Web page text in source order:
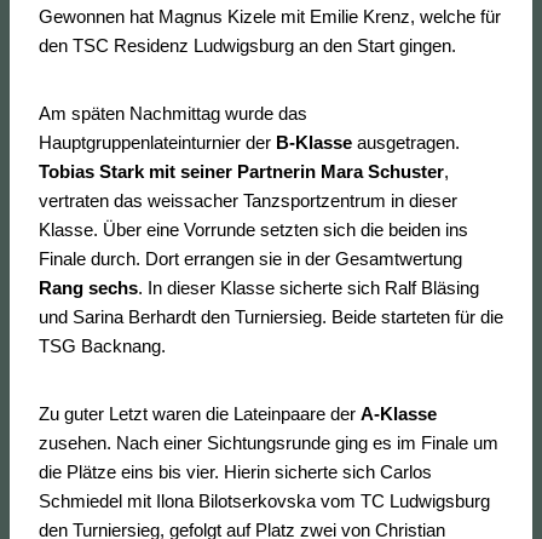
Gewonnen hat Magnus Kizele mit Emilie Krenz, welche für
den TSC Residenz Ludwigsburg an den Start gingen.
Am späten Nachmittag wurde das
Hauptgruppenlateinturnier der B-Klasse ausgetragen.
Tobias Stark mit seiner Partnerin Mara Schuster,
vertraten das weissacher Tanzsportzentrum in dieser
Klasse. Über eine Vorrunde setzten sich die beiden ins
Finale durch. Dort errangen sie in der Gesamtwertung
Rang sechs. In dieser Klasse sicherte sich Ralf Bläsing
und Sarina Berhardt den Turniersieg. Beide starteten für die
TSG Backnang.
Zu guter Letzt waren die Lateinpaare der A-Klasse
zusehen. Nach einer Sichtungsrunde ging es im Finale um
die Plätze eins bis vier. Hierin sicherte sich Carlos
Schmiedel mit Ilona Bilotserkovska vom TC Ludwigsburg
den Turniersieg, gefolgt auf Platz zwei von Christian